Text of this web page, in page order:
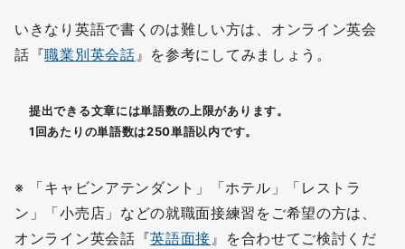
いきなり英語で書くのは難しい方は、オンライン英会
話『職業別英会話 』を参考にしてみましょう。
提出できる文章には単語数の上限があります。
1回あたりの単語数は250単語以内です。
※ 「キャビンアテンダント」「ホテル」「レストラ
ン」「小売店」などの就職面接練習をご希望の方は、
オンライン英会話『英語面接』を合わせてご検討くだ